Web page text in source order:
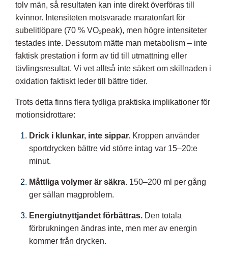
tolv män, så resultaten kan inte direkt överföras till
kvinnor. Intensiteten motsvarade maratonfart för
subelitlöpare (70 % VO₂peak), men högre intensiteter
testades inte. Dessutom mätte man metabolism – inte
faktisk prestation i form av tid till utmattning eller
tävlingsresultat. Vi vet alltså inte säkert om skillnaden i
oxidation faktiskt leder till bättre tider.
Trots detta finns flera tydliga praktiska implikationer för
motionsidrottare:
Drick i klunkar, inte sippar. Kroppen använder
sportdrycken bättre vid större intag var 15–20:e
minut.
Måttliga volymer är säkra. 150–200 ml per gång
ger sällan magproblem.
Energiutnyttjandet förbättras. Den totala
förbrukningen ändras inte, men mer av energin
kommer från drycken.